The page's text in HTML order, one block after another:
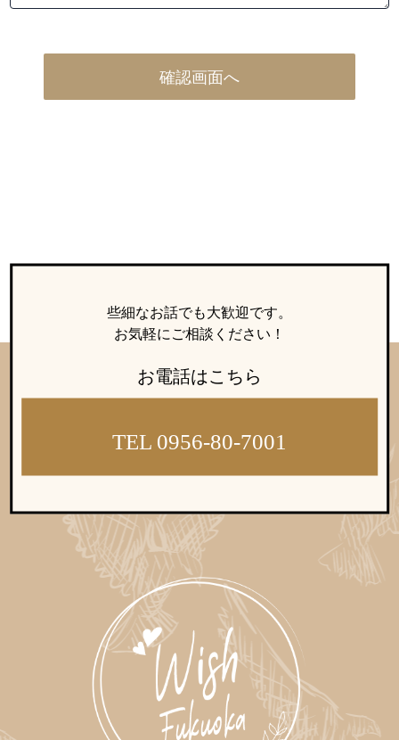
些細なお話でも大歓迎です。
お気軽にご相談ください！
お電話はこちら
TEL 0956-80-7001